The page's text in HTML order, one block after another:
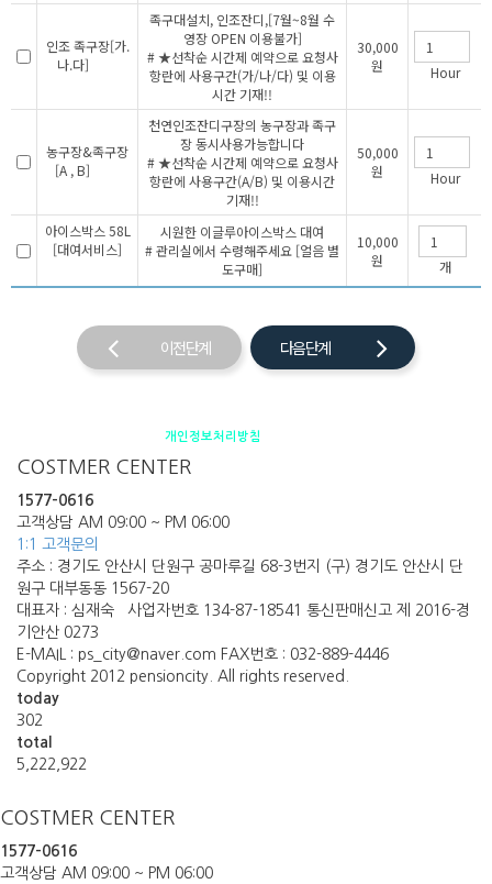
인조 족구장[가.
나.다]
족구대설치, 인조잔디,[7월~8월 수
영장 OPEN 이용불가]
# ★선착순 시간제 예약으로 요청사
항란에 사용구간(가/나/다) 및 이용
시간 기재!!
30,000
원
Hour
농구장&족구장
[A , B]
천연인조잔디구장의 농구장과 족구
장 동시사용가능합니다
# ★선착순 시간제 예약으로 요청사
항란에 사용구간(A/B) 및 이용시간
기재!!
50,000
원
Hour
아이스박스 58L
[대여서비스]
시원한 이글루아이스박스 대여
# 관리실에서 수령해주세요 [얼음 별
도구매]
10,000
원
개
이전단계 다음단계
개인정보처리방침
COSTMER CENTER
1577-0616
고객상담 AM 09:00 ~ PM 06:00
1:1 고객문의
주소 : 경기도 안산시 단원구 공마루길 68-3번지 (구) 경기도 안산시 단
원구 대부동동 1567-20
대표자 : 심재숙 사업자번호 134-87-18541 통신판매신고 제 2016-경
기안산 0273
E-MAIL : ps_city@naver.com FAX번호 : 032-889-4446
Copyright 2012 pensioncity. All rights reserved.
today
302
total
5,222,922
COSTMER CENTER
1577-0616
고객상담 AM 09:00 ~ PM 06:00